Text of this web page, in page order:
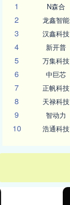
1
N森合
2 龙鑫智能
3 汉鑫科技
4 新开普
5 万集科技
6 中巨芯
7 正帆科技
8 天禄科技
9 智动力
10 浩通科技